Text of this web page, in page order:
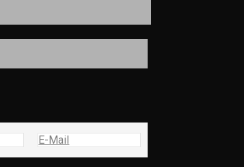
E-Mail